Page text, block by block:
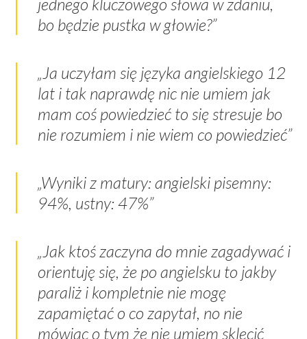
jednego kluczowego słowa w zdaniu,
bo będzie pustka w głowie?”
„Ja uczyłam się języka angielskiego 12
lat i tak naprawdę nic nie umiem jak
mam coś powiedzieć to się stresuje bo
nie rozumiem i nie wiem co powiedzieć”
„Wyniki z matury: angielski pisemny:
94%, ustny: 47%”
„Jak ktoś zaczyna do mnie zagadywać i
orientuję się, że po angielsku to jakby
paraliż i kompletnie nie mogę
zapamiętać o co zapytał, no nie
mówiąc o tym że nie umiem sklecić